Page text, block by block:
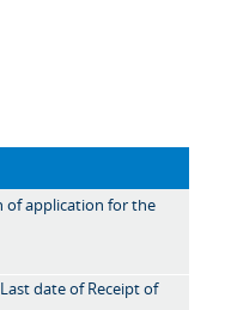
of application for the
date of Receipt of